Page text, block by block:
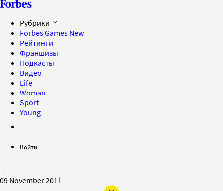
Рубрики
Forbes Games New
Рейтинги
Франшизы
Подкасты
Видео
Life
Woman
Sport
Young
Войти
09 November 2011